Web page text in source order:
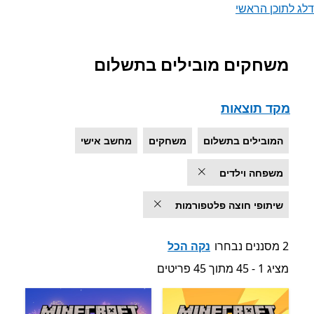
דלג לתוכן הראשי
רשימה של Microsoft.com
משחקים מובילים בתשלום
מקד תוצאות
המובילים בתשלום משחקים מחשב אישי
משפחה וילדים
שיתופי חוצה פלטפורמות
2 מסננים נבחרו
נקה הכל
מציג 1 - 45 מתוך 45 פריטים
מציג 1 - 45 מתוך 45 פריטים